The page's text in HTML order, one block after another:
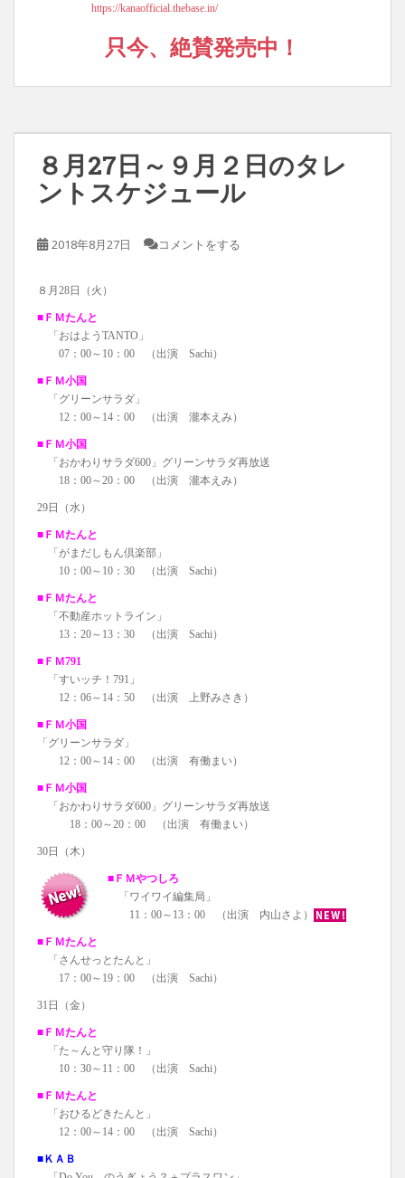
https://kanaofficial.thebase.in/
只今、絶賛発売中！
８月27日～９月２日のタレ
ントスケジュール
2018年8月27日 コメントをする
８月28日（火）
■ＦＭたんと
「おはようTANTO」
07：00～10：00 （出演 Sachi）
■ＦＭ小国
「グリーンサラダ」
12：00～14：00 （出演 瀧本えみ）
■ＦＭ小国
「おかわりサラダ600」グリーンサラダ再放送
18：00～20：00 （出演 瀧本えみ）
29日（水）
■ＦＭたんと
「がまだしもん倶楽部」
10：00～10：30 （出演 Sachi）
■ＦＭたんと
「不動産ホットライン」
13：20～13：30 （出演 Sachi）
■ＦＭ791
「すいッチ！791」
12：06～14：50 （出演 上野みさき）
■ＦＭ小国
「グリーンサラダ」
12：00～14：00 （出演 有働まい）
■ＦＭ小国
「おかわりサラダ600」グリーンサラダ再放送
18：00～20：00 （出演 有働まい）
30日（木）
■ＦＭやつしろ
「ワイワイ編集局」
11：00～13：00 （出演 内山さよ）
■ＦＭたんと
「さんせっとたんと」
17：00～19：00 （出演 Sachi）
31日（金）
■ＦＭたんと
「た～んと守り隊！」
10：30～11：00 （出演 Sachi）
■ＦＭたんと
「おひるどきたんと」
12：00～14：00 （出演 Sachi）
■ＫＡＢ